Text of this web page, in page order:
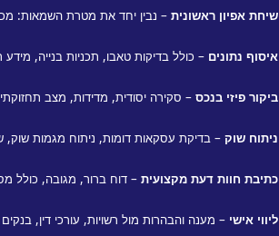
שיחת אפיון ראשונית – נבין יחד את מטרת השמאות:
איסוף נתונים – כולל בדיקות טאבו, תכניות בנייה,
ביקור פיזי בנכס – סקירה יסודית, מדידות, מצב
ניתוח שוק – בדיקת עסקאות דומות, ניתוח מגמות
כתיבת חוות דעת מקצועית – דוח ברור, מגובה, כולל
ליווי אישי – מענה והבהרות מול רשויות, עורכי דין,